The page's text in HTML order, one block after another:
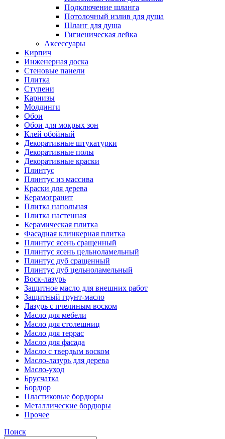
Подключение шланга
Потолочный излив для душа
Шланг для душа
Гигиеническая лейка
Аксессуары
Кирпич
Инженерная доска
Стеновые панели
Плитка
Ступени
Карнизы
Молдинги
Обои
Обои для мокрых зон
Клей обойный
Декоративные штукатурки
Декоративные полы
Декоративные краски
Плинтус
Плинтус из массива
Краски для дерева
Керамогранит
Плитка напольная
Плитка настенная
Керамическая плитка
Фасадная клинкерная плитка
Плинтус ясень сращенный
Плинтус ясень цельноламельный
Плинтус дуб сращенный
Плинтус дуб цельноламельный
Воск-лазурь
Защитное масло для внешних работ
Защитный грунт-масло
Лазурь с пчелиным воском
Масло для мебели
Масло для столешниц
Масло для террас
Масло для фасада
Масло с твердым воском
Масло-лазурь для дерева
Масло-уход
Брусчатка
Бордюр
Пластиковые бордюры
Металлические бордюры
Прочее
Поиск